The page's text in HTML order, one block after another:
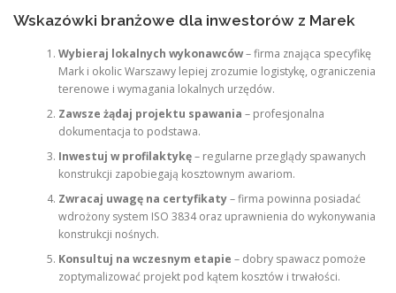
Wskazówki branżowe dla inwestorów z Marek
Wybieraj lokalnych wykonawców– firma znająca specyfikę
Mark i okolic Warszawy lepiej zrozumie logistykę, ograniczenia
terenowe i wymagania lokalnych urzędów.
Zawsze żądaj projektu spawania – profesjonalna
dokumentacja to podstawa.
Inwestuj w profilaktykę– regularne przeglądy spawanych
konstrukcji zapobiegają kosztownym awariom.
Zwracaj uwagę na certyfikaty– firma powinna posiadać
wdrożony system ISO 3834 oraz uprawnienia do wykonywania
konstrukcji nośnych.
Konsultuj na wczesnym etapie – dobry spawacz pomoże
zoptymalizować projekt pod kątem kosztów i trwałości.